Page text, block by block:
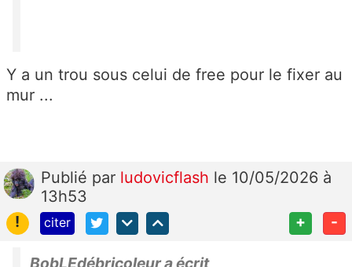
Y a un trou sous celui de free pour le fixer au
mur ...
Publié par ludovicflash le 10/05/2026 à
13h53
!
citer + -
BobLEdébricoleur a écrit